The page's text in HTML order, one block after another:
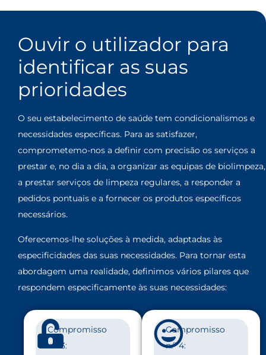
Ouvir o utilizador para
identificar as suas
prioridades
O seu estabelecimento de saúde tem condicionalismos e
necessidades específicas. Para as satisfazer,
comprometemo-nos a definir com precisão os serviços a
prestar e, no dia a dia, a organizar as equipas de biolimpeza,
a prestar serviços de limpeza regulares, a responder a
pedidos pontuais e a fornecer os produtos específicos
necessários.
Oferecemos-lhe soluções à medida, adaptadas às
especificidades das suas necessidades. Para tornar esta
abordagem uma realidade, definimos vários pilares que
respondem especificamente às suas necessidades:
Compromisso
n.º 3:
Compromisso
n.º 4: